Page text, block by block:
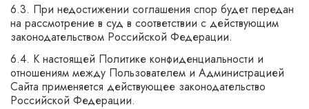
6.3. При недостижении соглашения спор будет передан
на рассмотрение в суд в соответствии с действующим
законодательством Российской Федерации.
6.4. К настоящей Политике конфиденциальности и
отношениям между Пользователем и Администрацией
Сайта применяется действующее законодательство
Российской Федерации.